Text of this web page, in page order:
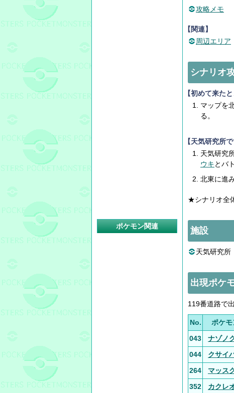
攻略メモ
【関連】
周辺エリア
シナリオ
【初めて来たと
マップを
る。
【天気研究所
天気研究
ウキとバ
北東に進み
★シナリオ全
施設
天気研究所
出現ポケ
119番道路で
No. ポケモ
043
ナゾノ
044
クサイ
264
マッス
352
カクレ
ポケモン関連